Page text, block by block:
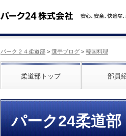
パーク２４柔道部 > 選手ブログ > 韓国料理
柔道部トップ 部員
パーク24柔道部